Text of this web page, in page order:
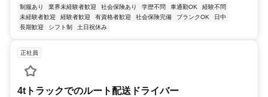
制服あり 業界未経験者歓迎 社会保険あり 学歴不問 車通勤OK
経験不問
未経験者歓迎
経験者歓迎 有資格者歓迎 社会保険完備 ブランクOK
日中
長期歓迎
シフト制 土日祝休み
正社員
4tトラックでのルート配送ドライバー